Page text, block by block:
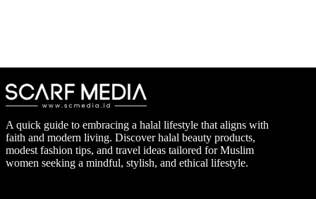
A quick guide to embracing a halal lifestyle that aligns with
faith and modern living. Discover halal beauty products,
modest fashion tips, and travel ideas tailored for Muslim
women seeking a mindful, stylish, and ethical lifestyle.